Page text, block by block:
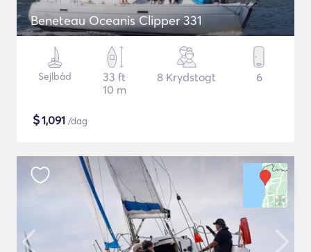
Beneteau Oceanis Clipper 331
Sejlbåd
33 ft
10 m
8 Krydstogt 6
$1,091 /dag